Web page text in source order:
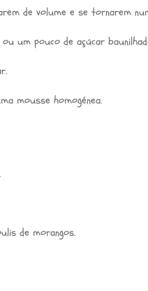
de volume e se tornarem
um pouco de açúcar
mousse homogénea.
de morangos.